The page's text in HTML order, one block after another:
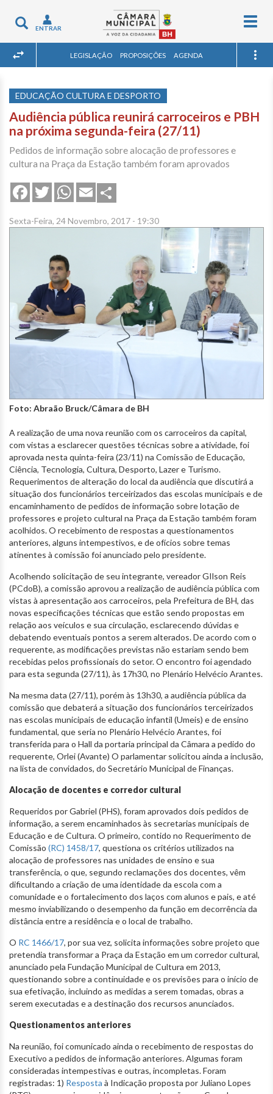
Toggle
navigation
ENTRAR
LEGISLAÇÃO PROPOSIÇÕES AGENDA
EDUCAÇÃO CULTURA E DESPORTO
Audiência pública reunirá carroceiros e PBH
na próxima segunda-feira (27/11)
Pedidos de informação sobre alocação de professores e
cultura na Praça da Estação também foram aprovados
FacebookTwitterWhatsApp
Email
Sexta-Feira, 24 Novembro, 2017 - 19:30
Foto: Abraão Bruck/Câmara de BH
A realização de uma nova reunião com os carroceiros da capital,
com vistas a esclarecer questões técnicas sobre a atividade, foi
aprovada nesta quinta-feira (23/11) na Comissão de Educação,
Ciência, Tecnologia, Cultura, Desporto, Lazer e Turismo.
Requerimentos de alteração do local da audiência que discutirá a
situação dos funcionários terceirizados das escolas municipais e de
encaminhamento de pedidos de informação sobre lotação de
professores e projeto cultural na Praça da Estação também foram
acolhidos. O recebimento de respostas a questionamentos
anteriores, alguns intempestivos, e de ofícios sobre temas
atinentes à comissão foi anunciado pelo presidente.
Acolhendo solicitação de seu integrante, vereador GIlson Reis
(PCdoB), a comissão aprovou a realização de audiência pública com
vistas à apresentação aos carroceiros, pela Prefeitura de BH, das
novas especificações técnicas que estão sendo propostas em
relação aos veículos e sua circulação, esclarecendo dúvidas e
debatendo eventuais pontos a serem alterados. De acordo com o
requerente, as modificações previstas não estariam sendo bem
recebidas pelos profissionais do setor. O encontro foi agendado
para esta segunda (27/11), às 17h30, no Plenário Helvécio Arantes.
Na mesma data (27/11), porém às 13h30, a audiência pública da
comissão que debaterá a situação dos funcionários terceirizados
nas escolas municipais de educação infantil (Umeis) e de ensino
fundamental, que seria no Plenário Helvécio Arantes, foi
transferida para o Hall da portaria principal da Câmara a pedido do
requerente, Orlei (Avante) O parlamentar solicitou ainda a inclusão,
na lista de convidados, do Secretário Municipal de Finanças.
Alocação de docentes e corredor cultural
Requeridos por Gabriel (PHS), foram aprovados dois pedidos de
informação, a serem encaminhados às secretarias municipais de
Educação e de Cultura. O primeiro, contido no Requerimento de
Comissão (RC) 1458/17, questiona os critérios utilizados na
alocação de professores nas unidades de ensino e sua
transferência, o que, segundo reclamações dos docentes, vêm
dificultando a criação de uma identidade da escola com a
comunidade e o fortalecimento dos laços com alunos e pais, e até
mesmo inviabilizando o desempenho da função em decorrência da
distância entre a residência e o local de trabalho.
O RC 1466/17, por sua vez, solicita informações sobre projeto que
pretendia transformar a Praça da Estação em um corredor cultural,
anunciado pela Fundação Municipal de Cultura em 2013,
questionando sobre a continuidade e os previsões para o início de
sua efetivação, incluindo as medidas a serem tomadas, obras a
serem executadas e a destinação dos recursos anunciados.
Questionamentos anteriores
Na reunião, foi comunicado ainda o recebimento de respostas do
Executivo a pedidos de informação anteriores. Algumas foram
consideradas intempestivas e outras, incompletas. Foram
registradas: 1) Resposta à Indicação proposta por Juliano Lopes